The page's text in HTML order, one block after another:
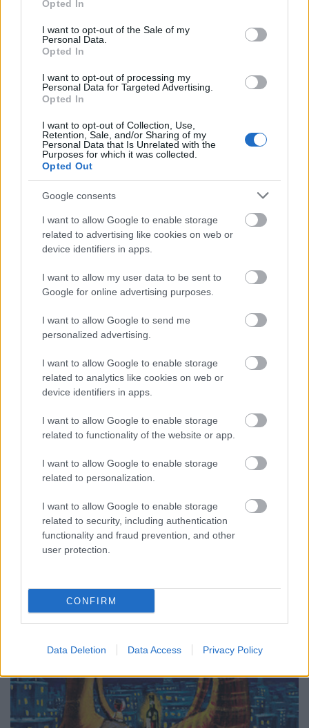
use your data for below specified purposes in below Google
consent section.
Opted In
I want to opt-out of the Sale of my
Personal Data.
Opted In
I want to opt-out of processing my
Personal Data for Targeted Advertising.
Opted In
I want to opt-out of Collection, Use,
Retention, Sale, and/or Sharing of my
Personal Data that Is Unrelated with the
Purposes for which it was collected.
Opted Out
Google consents
I want to allow Google to enable storage
related to advertising like cookies on web or
device identifiers in apps.
I want to allow my user data to be sent to
Google for online advertising purposes.
I want to allow Google to send me
personalized advertising.
I want to allow Google to enable storage
related to analytics like cookies on web or
device identifiers in apps.
I want to allow Google to enable storage
related to functionality of the website or app.
I want to allow Google to enable storage
related to personalization.
I want to allow Google to enable storage
related to security, including authentication
functionality and fraud prevention, and other
user protection.
CONFIRM
Data Deletion Data Access Privacy Policy
Így is fáj, úgy is fáj.
Lassan, fokozatosan hinni kezd Abelben, és lassan,
fokozatosan felelős ember lesz a "lekvárból".
Férfi. Amolyan igazi Férfi lesz belőle.
Ehhez persze kalandokon és súlyos történéseken kell
átmennie.
Hol Istennel, hol Isten nélkül.
adják.
És ekkor történik valami, ami fenekestől forgatja fel
mindannyiuk életét, és fel kell tenni a kérdést:
ha Abel Isten, akkor miért az történt, ami történt?
Ha nem Abel az Isten, akkor kicsoda Isten?!
És akkor minek volt ez az egész procedúra?!
A könyvben mindenre (MINDENRE) válasz érkezik.
A kép forrásaitt.
Szeretnél többet megtudni a könyvről? Kattints
a képre!